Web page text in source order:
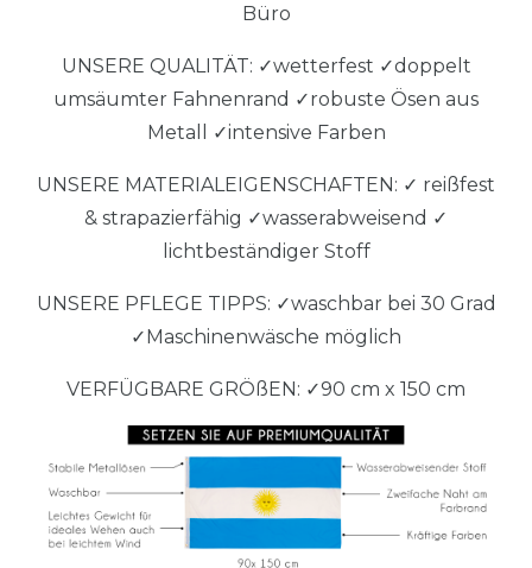
Büro
UNSERE QUALITÄT: ✓wetterfest ✓doppelt
umsäumter Fahnenrand ✓robuste Ösen aus
Metall ✓intensive Farben
UNSERE MATERIALEIGENSCHAFTEN: ✓ reißfest
& strapazierfähig ✓wasserabweisend ✓
lichtbeständiger Stoff
UNSERE PFLEGE TIPPS: ✓waschbar bei 30 Grad
✓Maschinenwäsche möglich
VERFÜGBARE GRÖßEN: ✓90 cm x 150 cm